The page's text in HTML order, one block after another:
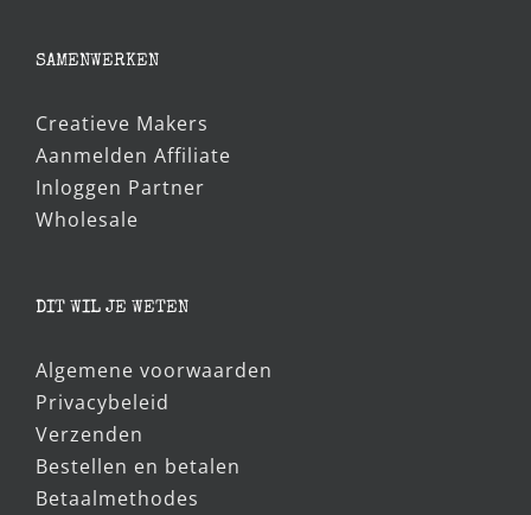
€5,95.€5,00.
SAMENWERKEN
Creatieve Makers
Aanmelden Affiliate
Inloggen Partner
Wholesale
DIT WIL JE WETEN
Algemene voorwaarden
Privacybeleid
Verzenden
Bestellen en betalen
Betaalmethodes